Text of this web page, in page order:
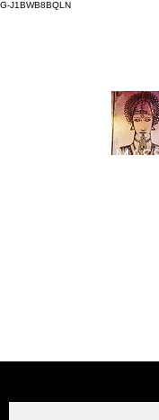
G-J1BWB8BQLN
NUAD THAI